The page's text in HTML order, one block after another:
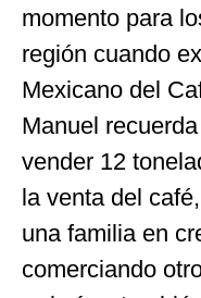
momento para
región cuando
Mexicano del
Manuel
vender 12
la venta del
una familia en
comerciando